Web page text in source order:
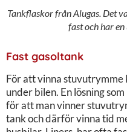
Tankflaskor från Alugas. Det
fast och har
Fast gasoltank
För att vinna stuvutrymme
under bilen. En lösning
för att man vinner
tank och därför vinna tid